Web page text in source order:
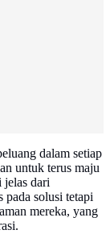
dalam setiap
untuk terus maju
jelas dari
pada solusi tetapi
mereka, yang